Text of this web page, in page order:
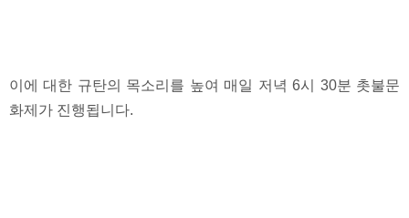
이에 대한 규탄의 목소리를 높여 매일 저녁 6시 30분 촛불문
화제가 진행됩니다.